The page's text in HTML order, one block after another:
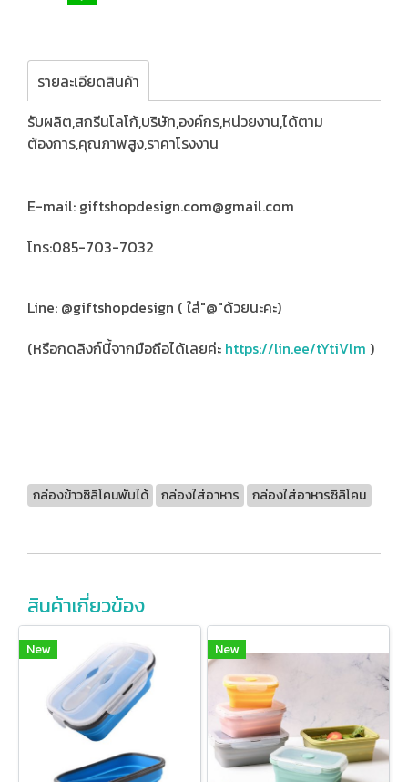
รายละเอียดสินค้า
รับผลิต,สกรีนโลโก้,บริษัท,องค์กร,หน่วยงาน,ได้ตาม
ต้องการ,คุณภาพสูง,ราคาโรงงาน
E-mail: giftshopdesign.com@gmail.com
โทร:085-703-7032
Line: @giftshopdesign ( ใส่"@"ด้วยนะคะ)
(หรือกดลิงก์นี้จากมือถือได้เลยค่ะ https://lin.ee/tYtiVlm )
กล่องข้าวซิลิโคนพับได้ กล่องใส่อาหาร กล่องใส่อาหารซิลิโคน
สินค้าเกี่ยวข้อง
New New